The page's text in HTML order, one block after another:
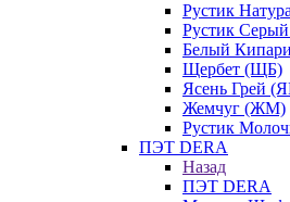
Рустик
Рустик
Белый
Щербет (ЩБ)
Ясень Грей
Жемчуг (ЖМ)
Рустик
ПЭТ DERA
Назад
ПЭТ DERA